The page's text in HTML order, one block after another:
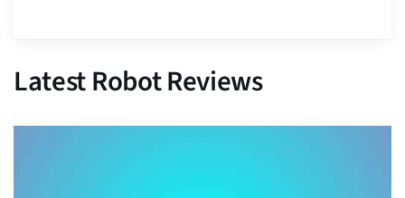
Latest Robot Reviews